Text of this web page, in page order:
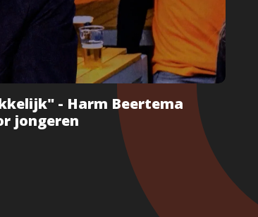
- Harm Beertema
jongeren